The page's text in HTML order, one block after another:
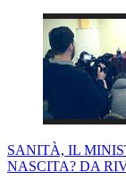
SANITÀ, IL
NASCITA? DA